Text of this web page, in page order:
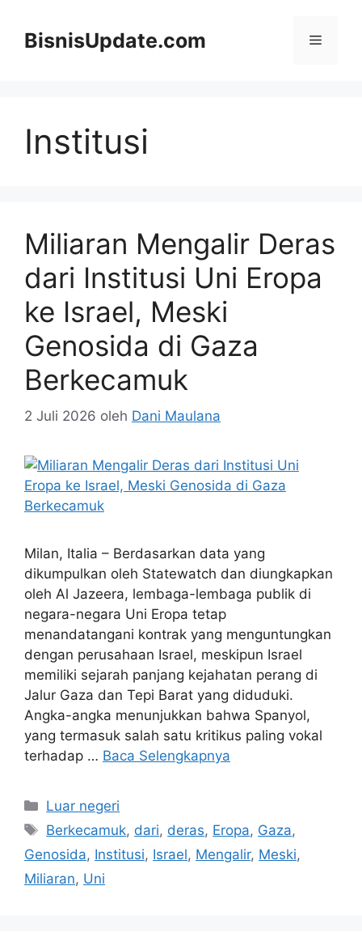
BisnisUpdate.com Menu
Institusi
Miliaran Mengalir Deras
dari Institusi Uni Eropa
ke Israel, Meski
Genosida di Gaza
Berkecamuk
2 Juli 2026 oleh Dani Maulana
Milan, Italia – Berdasarkan data yang
dikumpulkan oleh Statewatch dan diungkapkan
oleh Al Jazeera, lembaga-lembaga publik di
negara-negara Uni Eropa tetap
menandatangani kontrak yang menguntungkan
dengan perusahaan Israel, meskipun Israel
memiliki sejarah panjang kejahatan perang di
Jalur Gaza dan Tepi Barat yang diduduki.
Angka-angka menunjukkan bahwa Spanyol,
yang termasuk salah satu kritikus paling vokal
terhadap … Baca Selengkapnya
Kategori
Luar negeri
Tag
Berkecamuk, dari, deras, Eropa, Gaza,
Genosida, Institusi, Israel, Mengalir, Meski,
Miliaran, Uni